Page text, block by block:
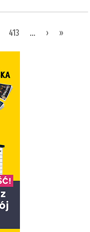
413 … › »